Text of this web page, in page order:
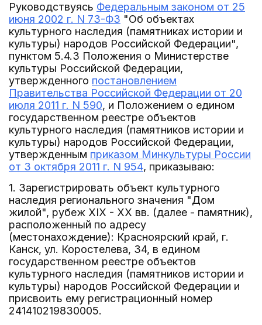
Руководствуясь Федеральным законом от 25
июня 2002 г. N 73-ФЗ "Об объектах
культурного наследия (памятниках истории и
культуры) народов Российской Федерации",
пунктом 5.4.3 Положения о Министерстве
культуры Российской Федерации,
утвержденного постановлением
Правительства Российской Федерации от 20
июля 2011 г. N 590, и Положением о едином
государственном реестре объектов
культурного наследия (памятников истории и
культуры) народов Российской Федерации,
утвержденным приказом Минкультуры России
от 3 октября 2011 г. N 954, приказываю:
1. Зарегистрировать объект культурного
наследия регионального значения "Дом
жилой", рубеж XIX - XX вв. (далее - памятник),
расположенный по адресу
(местонахождение): Красноярский край, г.
Канск, ул. Коростелева, 34, в едином
государственном реестре объектов
культурного наследия (памятников истории и
культуры) народов Российской Федерации и
присвоить ему регистрационный номер
241410219830005.